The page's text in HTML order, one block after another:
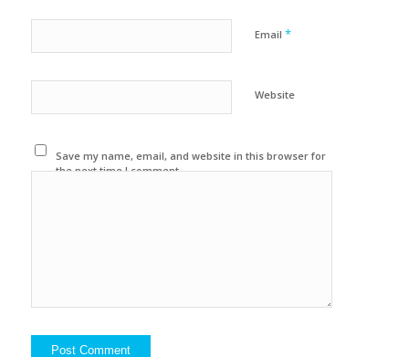
Email *
Website
Save my name, email, and website in this browser for
the next time I comment.